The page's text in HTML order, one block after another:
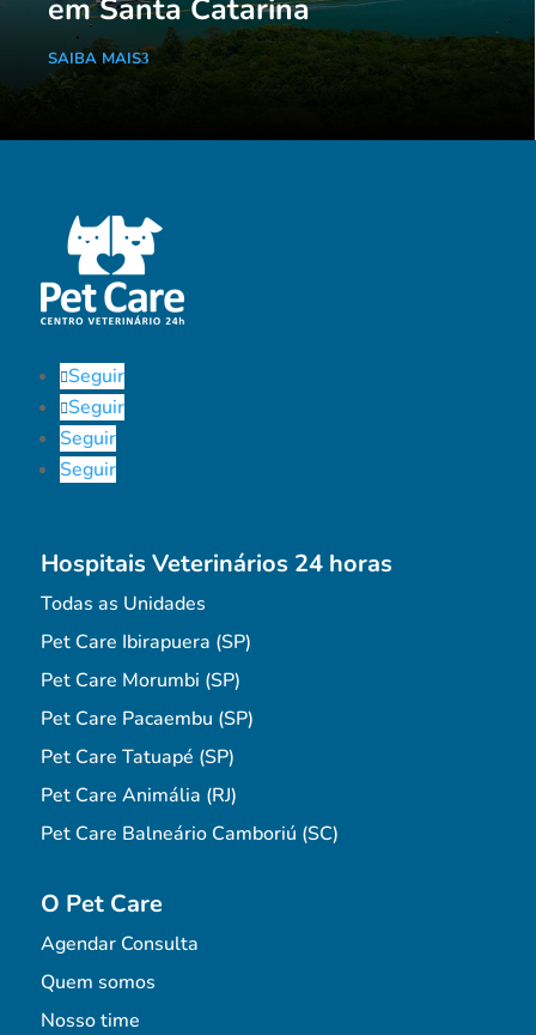
em Santa Catarina
SAIBA MAIS
Seguir
Seguir
Seguir
Seguir
Hospitais Veterinários 24 horas
Todas as Unidades
Pet Care Ibirapuera (SP)
Pet Care Morumbi (SP)
Pet Care Pacaembu (SP)
Pet Care Tatuapé (SP)
Pet Care Animália (RJ)
Pet Care Balneário Camboriú (SC)
O Pet Care
Agendar Consulta
Quem somos
Nosso time